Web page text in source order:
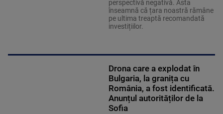
perspectivă negativă. Asta
înseamnă că țara noastră rămâne
pe ultima treaptă recomandată
investițiilor.
Drona care a explodat în
Bulgaria, la granița cu
România, a fost identificată.
Anunțul autorităților de la
Sofia